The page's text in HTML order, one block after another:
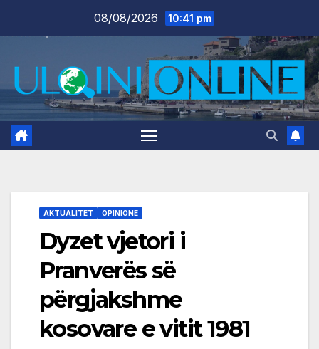
08/08/2026 10:41 pm
AKTUALITET OPINIONE
Dyzet vjetori i
Pranverës së
përgjakshme
kosovare e vitit 1981